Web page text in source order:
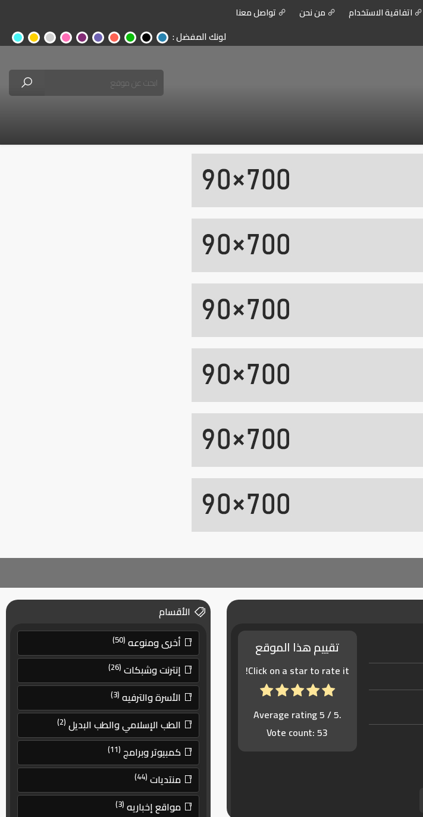
اتفاقية الاستخدام من نحن تواصل معنا
لونك المفضل :
تقييم هذا الموقع
Click on a star to rate it!
Average rating5/ 5.
Vote count:53
الأقسام
أخرى ومنوعه (50)
إنترنت وشبكات (26)
الأسرة والترفيه (3)
الطب الإسلامي والطب البديل (2)
كمبيوتر وبرامج (11)
منتديات (44)
مواقع إخباريه (3)